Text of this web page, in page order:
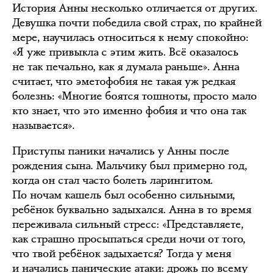
История Анны несколько отличается от других.
Девушка почти победила свой страх, по крайней
мере, научилась относиться к нему спокойно:
«Я уже привыкла с этим жить. Всё оказалось
не так печально, как я думала раньше». Анна
считает, что эметофобия не такая уж редкая
болезнь: «Многие боятся тошноты, просто мало
кто знает, что это именно фобия и что она так
называется».
Приступы паники начались у Анны после
рождения сына. Мальчику был примерно год,
когда он стал часто болеть ларингитом.
По ночам кашель был особенно сильными,
ребёнок буквально задыхался. Анна в то время
переживала сильный стресс: «Представляете,
как страшно просыпаться среди ночи от того,
что твой ребёнок задыхается? Тогда у меня
и начались панические атаки: дрожь по всему